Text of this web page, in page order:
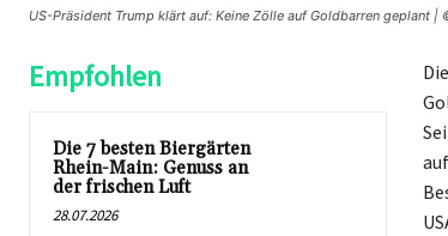
US-Präsident Trump klärt auf: Keine Zölle auf Goldbarren geplant |
Empfohlen
Die 7 besten Biergärten
Rhein-Main: Genuss an
der frischen Luft
28.07.2026